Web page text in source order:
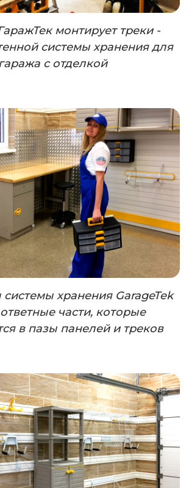
монтирует треки -
системы хранения для
с отделкой
хранения GarageTek
части, которые
в пазы панелей и треков